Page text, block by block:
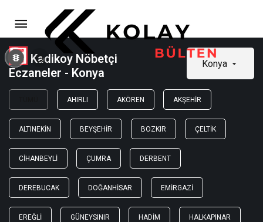
Kadikoy Nöbetçi
Eczaneler - Konya
Konya
AHIRLI AKÖREN AKŞEHIR
ALTINEKIN BEYŞEHIR BOZKIR ÇELTIK
CIHANBEYLI ÇUMRA DERBENT
DEREBUCAK DOĞANHISAR EMIRGAZI
EREĞLI GÜNEYSINIR HADIM HALKAPINAR